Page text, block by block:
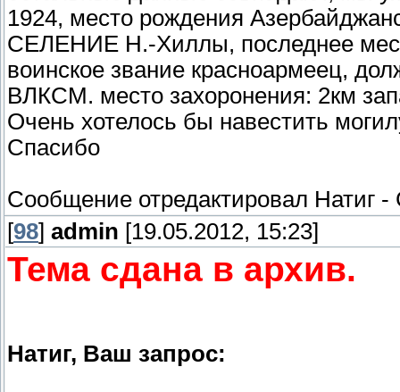
1924, место рождения
СЕЛЕНИЕ Н.-Хиллы, последнее
воинское звание красноармеец,
ВЛКСМ. место захоронения: 2км
Очень хотелось бы навестить
Спасибо
Сообщение отредактировал Натиг -
[98] admin [19.05.2012, 15:23]
Тема сдана в архив.
Натиг, Ваш запрос: